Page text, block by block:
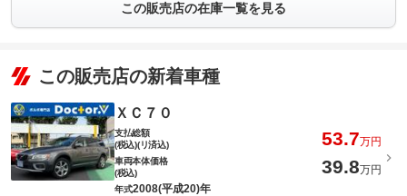
この販売店の在庫一覧を見る
この販売店の新着車種
ＸＣ７０
支払総額
(税込)(リ済込)
53.7万円
車両本体価格
(税込)
39.8万円
年式2008(平成20)年